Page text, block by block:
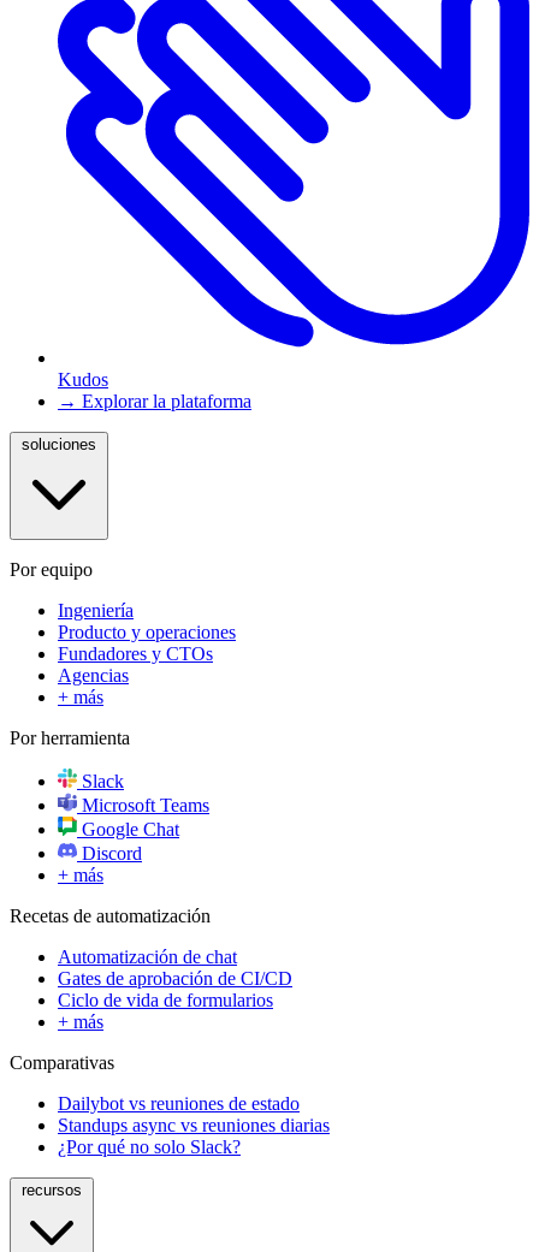
Kudos
→ Explorar la plataforma
Por equipo
Ingeniería
Producto y operaciones
Fundadores y CTOs
Agencias
+ más
Por herramienta
Slack
Microsoft Teams
Google Chat
Discord
+ más
Recetas de automatización
Automatización de chat
Gates de aprobación de CI/CD
Ciclo de vida de formularios
+ más
Comparativas
Dailybot vs reuniones de estado
Standups async vs reuniones diarias
¿Por qué no solo Slack?